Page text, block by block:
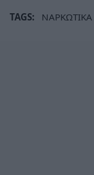
TAGS: ΝΑΡΚΩΤΙΚΑ